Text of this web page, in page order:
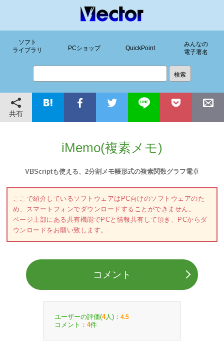
ソフト
ライブラリ
PCショップ QuickPoint
みんなの
電子署名
共有
iMemo(複素メモ)
VBScriptも使える、2分割メモ帳形式の複素関数グラフ電卓
ここで紹介しているソフトウェアはPC向けのソフトウェアのた
め、スマートフォンでダウンロードすることができません。
ページ上部にある共有機能でPCと情報共有して頂き、PCからダ
ウンロードをお願い致します。
コメント
ユーザーの評価(4人)： 4.5
コメント： 4件